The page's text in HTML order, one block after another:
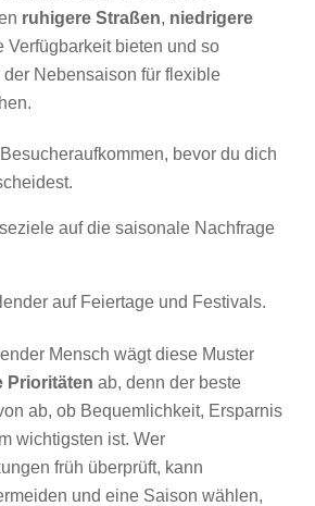
ruhigere Straßen, niedrigere
Verfügbarkeit bieten und so
Nebensaison für flexible
bevor du dich
auf die saisonale Nachfrage
auf Feiertage und Festivals.
Mensch wägt diese Muster
Prioritäten ab, denn der beste
ab, ob Bequemlichkeit, Ersparnis
wichtigsten ist. Wer
früh überprüft, kann
und eine Saison wählen,